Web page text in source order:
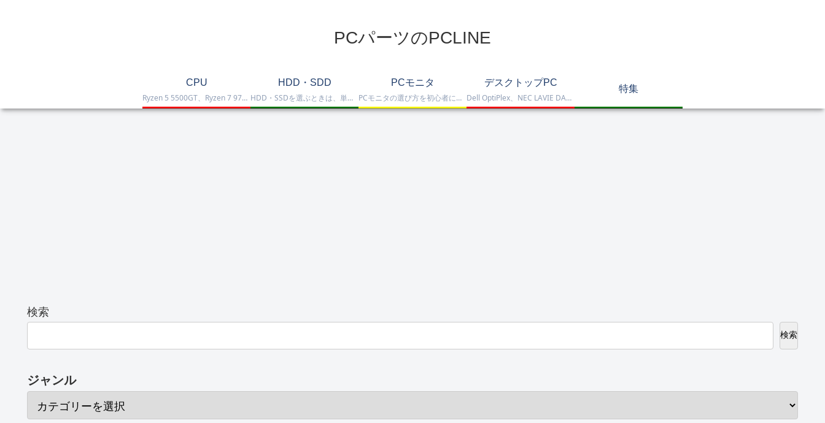
PCパーツのPCLINE
CPU
Ryzen 5 5500GT、Ryzen 7 9700X、Ryzen 7 9800X3D、Core Ultra 7 265K、Core i5-12400などを掲載したCPU一覧です。性能・価格・用途を比較しながら、自作PCやゲーミング向けの最適な1台を選べます。
HDD・SDD
HDD・SSDを選ぶときは、単に容量だけを見るのではなく、保存重視なのか、高速化したいのか、NAS運用なのか、外付けで使いたいのかまで整理して選ぶことが大切です。このカテゴリでは、HDDとSSDの基本的な違いを踏まえつつ、保存容量をしっかり確保したい方向けのHDD、高速起動や作業効率を重視したい方向けのSSD、さらにNAS向けHDDやNVMe SSD、SATA SSD、外付けストレージまで比較しや…
PCモニタ
PCモニタの選び方を初心者にも分かりやすく解説。ゲーミングモニタ、4K・高画質モニタ、モバイルモニタ、仕事・普段使い向けモニタまで、用途別に比較しやすくまとめています。
デスクトップPC
Dell OptiPlex、NEC LAVIE DA770、HP DT 24-cr2000、ASUS V470VAK、Dell 24 AIO EC24250などを掲載したデスクトップPC一覧です。一体型や整備済み品を比較しながら、用途に合うモデルを選べます。
特集
検索
検索
ジャンル